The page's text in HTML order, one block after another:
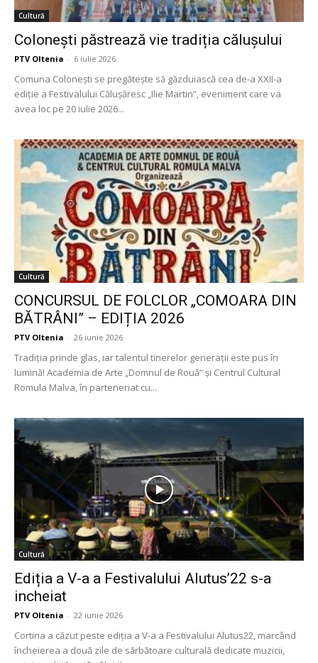
Cultură
Colonești păstrează vie tradiția călușului
PTV Oltenia - 6 iulie 2026
Comuna Colonești se pregătește să găzduiască cea de-a XXII-a
ediție a Festivalului Călușăresc „Ilie Martin”, eveniment care va
avea loc pe 20 iulie 2026...
Cultură
CONCURSUL DE FOLCLOR „COMOARA DIN
BĂTRÂNI” – EDIȚIA 2026
PTV Oltenia - 26 iunie 2026
Tradiția prinde glas, iar talentul tinerelor generații este pus în
lumină! Academia de Arte „Domnul de Rouă” și Centrul Cultural
Romula Malva, în parteneriat cu...
Cultură
Ediția a V-a a Festivalului Alutus’22 s-a
incheiat
PTV Oltenia - 22 iunie 2026
Cortina a căzut peste ediția a V-a a Festivalului Alutus22, marcând
încheierea a două zile de sărbătoare culturală dedicate muzicii,